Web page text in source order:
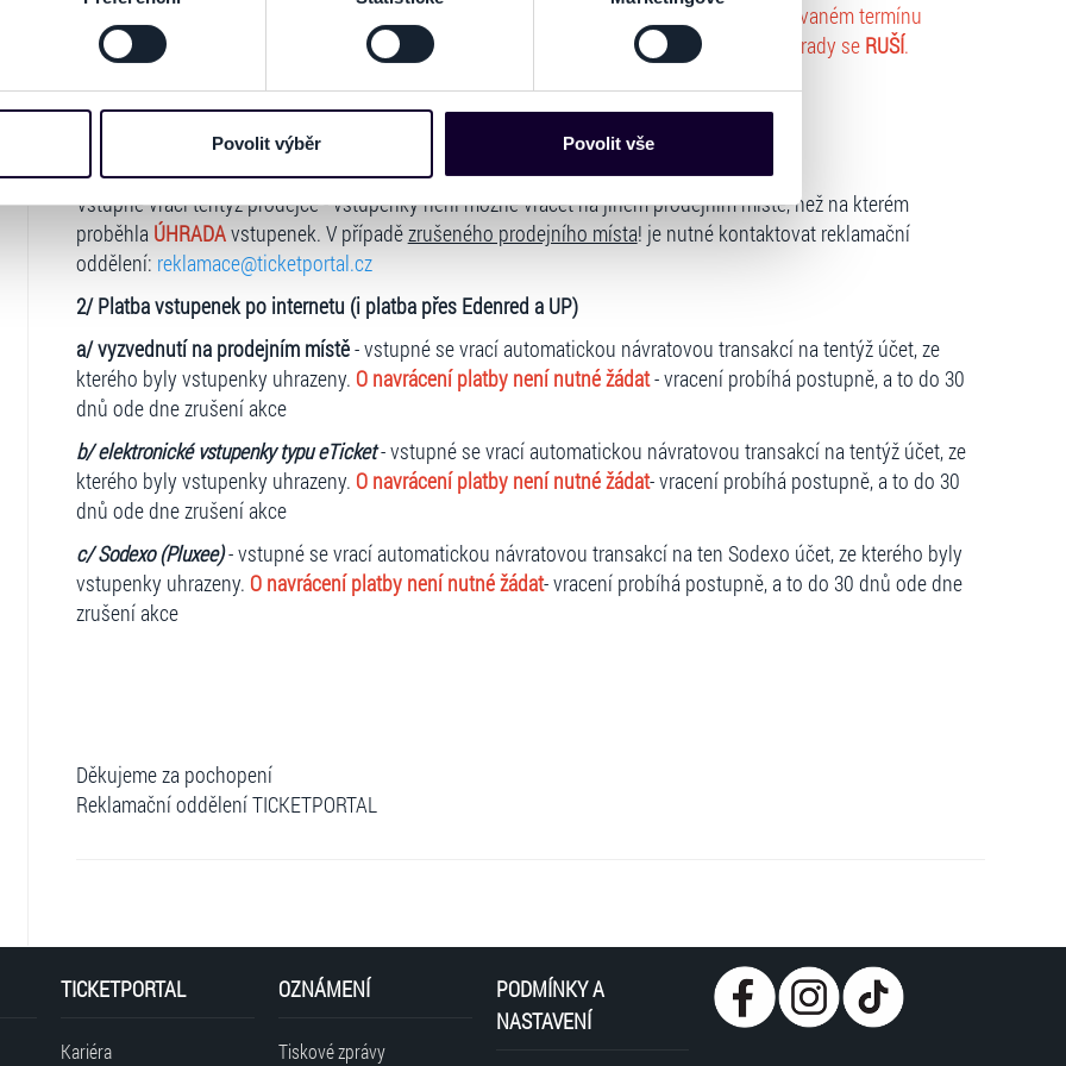
odvolat v části Prohlášení o souborech cookie.
vaší aktivitě na našich webových stránkách. Tyto informace mohou představovat
používáme např. k analýze návštěvnosti webu nebo k personalizaci obsahu a reklam.
naleznete níže. Možnosti zpracování upravíte zaškrtnutím příslušné varianty. Svoji volbu
stránky v záložce „Cookies a jejich nastavení“.
Povolit výběr Povolit vše
INTERNATIONAL FESTIVAL BALLET - LOUSKÁČEK
v plánovaném termínu
27.1.2026
od 19:00 hod. a v místě Multifunkční aula Gong, Ostrava neuskuteční a bez náhrady se RUŠÍ.
Vstupné se vrací:
1/ Platba rezervovaných vstupenek nebo přímý nákup vstupenek u prodejce
Vstupné vrací tentýž prodejce - vstupenky není možné vracet na jiném prodejním místě, než na kterém
proběhla ÚHRADAvstupenek. V případězrušeného prodejního místa! je nutné kontaktovat reklamační
oddělení: reklamace@ticketportal.cz
2/ Platba vstupenek po internetu (i platba přes Edenred a UP)
a/ vyzvednutí na prodejním místě- vstupné se vrací automatickou návratovou transakcí na tentýž účet, ze
kterého byly vstupenky uhrazeny. O navrácení platby není nutné žádat- vracení probíhá postupně, a to do 30
dnů ode dne zrušení akce
b/ elektronické vstupenky typu eTicket- vstupné se vrací automatickou návratovou transakcí na tentýž účet, ze
kterého byly vstupenky uhrazeny. O navrácení platby není nutné žádat- vracení probíhá postupně, a to do 30
dnů ode dne zrušení akce
c/ Sodexo (Pluxee)- vstupné se vrací automatickou návratovou transakcí na ten Sodexo účet, ze kterého byly
vstupenky uhrazeny. O navrácení platby není nutné žádat- vracení probíhá postupně, a to do 30 dnů ode dne
zrušení akce
Děkujeme za pochopení
Reklamační oddělení TICKETPORTAL
TICKETPORTAL
Kariéra
OZNÁMENÍ
Tiskové zprávy
PODMÍNKY A
NASTAVENÍ